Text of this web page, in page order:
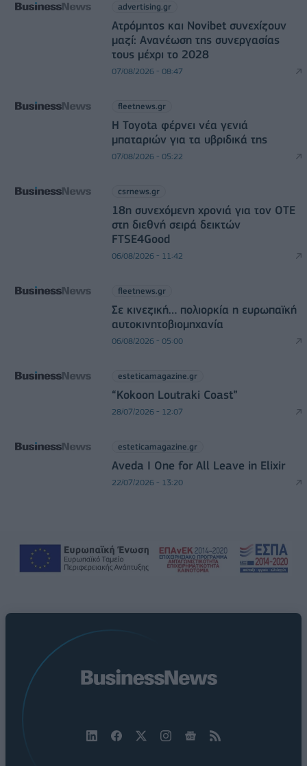
advertising.gr
Ατρόμητος και Novibet συνεχίζουν
μαζί: Ανανέωση της συνεργασίας
τους μέχρι το 2028
07/08/2026 - 08:47
fleetnews.gr
Η Toyota φέρνει νέα γενιά
μπαταριών για τα υβριδικά της
07/08/2026 - 05:22
csrnews.gr
18η συνεχόμενη χρονιά για τον ΟΤΕ
στη διεθνή σειρά δεικτών
FTSE4Good
06/08/2026 - 11:42
fleetnews.gr
Σε κινεζική… πολιορκία η ευρωπαϊκή
αυτοκινητοβιομηχανία
06/08/2026 - 05:00
esteticamagazine.gr
“Kokoon Loutraki Coast”
28/07/2026 - 12:07
esteticamagazine.gr
Aveda I One for All Leave in Elixir
22/07/2026 - 13:20